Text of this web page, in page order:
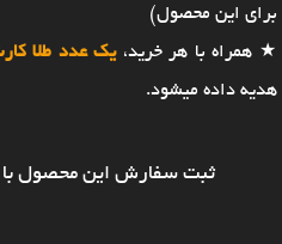
برای این محصول)
★ همراه با هر خرید،یک عدد طلا کارت زرین
هدیه داده میشود.
ثبت سفارش این محصول با